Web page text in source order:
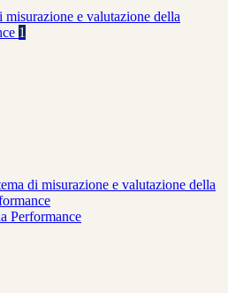
misurazione e valutazione della
1
di misurazione e valutazione della
Performance